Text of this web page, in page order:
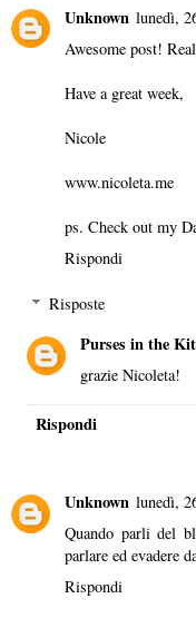
Unknown lunedì,
Awesome post!
Have a great week,
Nicole
www.nicoleta.me
ps. Check out my
Rispondi
Risposte
Purses in the
grazie Nicoleta!
Rispondi
Unknown lunedì,
Quando parli del
parlare ed evadere
Rispondi